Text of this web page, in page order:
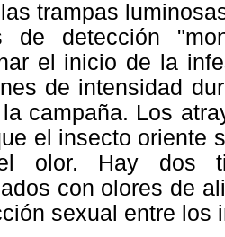
trampas
de detección
el inicio de la
de intensidad
campaña. Los
el insecto oriente
olor. Hay dos
con olores de
sexual entre los